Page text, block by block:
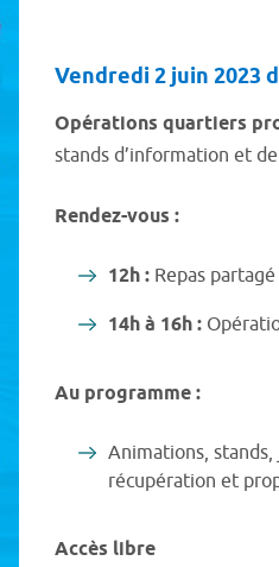
Vendredi 2 juin 2023
Opérations quartiers
stands d’information et
Rendez-vous :
12h : Repas partagé
14h à 16h :
Au programme :
Animations,
récupération et
Accès libre